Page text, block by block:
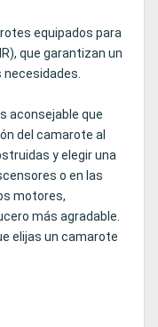
equipados para
que garantizan un
aconsejable que
del camarote al
y elegir una
o en las
motores,
más agradable.
elijas un camarote